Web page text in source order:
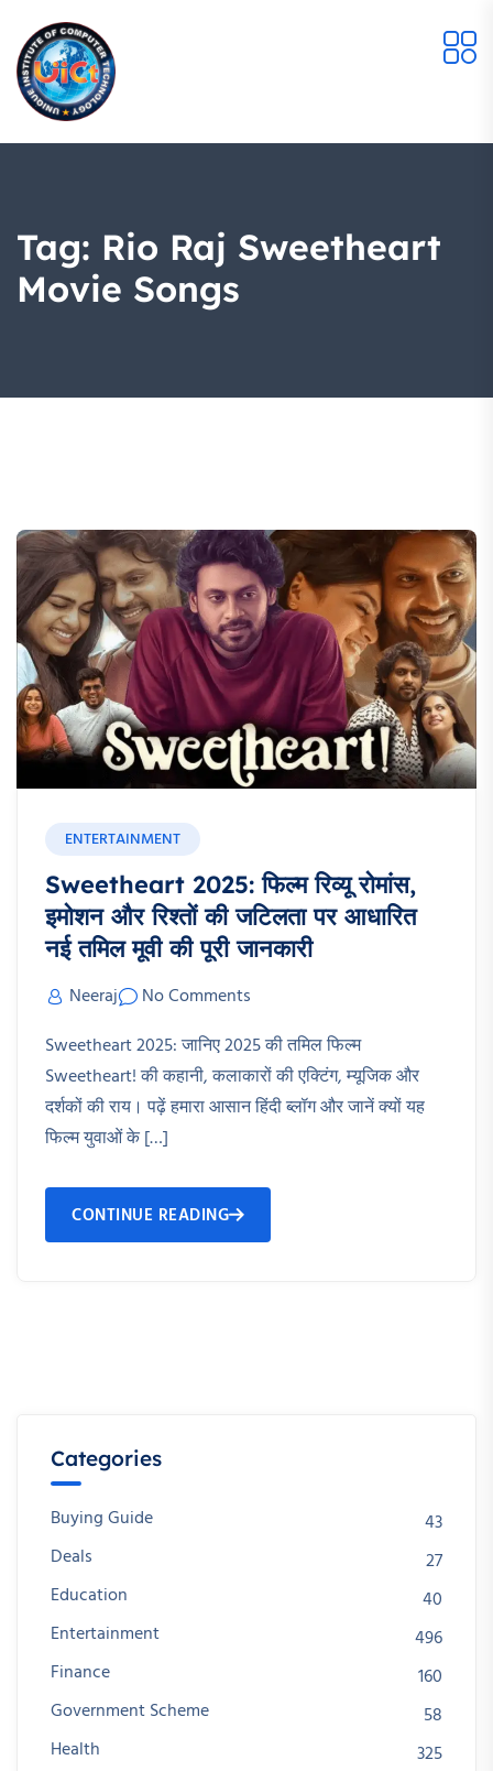
Tag: Rio Raj Sweetheart
Movie Songs
ENTERTAINMENT
Sweetheart 2025: फिल्म रिव्यू रोमांस,
इमोशन और रिश्तों की जटिलता पर आधारित
नई तमिल मूवी की पूरी जानकारी
Neeraj
No Comments
Sweetheart 2025: जानिए 2025 की तमिल फिल्म
Sweetheart! की कहानी, कलाकारों की एक्टिंग, म्यूजिक और
दर्शकों की राय। पढ़ें हमारा आसान हिंदी ब्लॉग और जानें क्यों यह
फिल्म युवाओं के […]
CONTINUE READING
Categories
Buying Guide
43
Deals
27
Education
40
Entertainment
496
Finance
160
Government Scheme
58
Health
325